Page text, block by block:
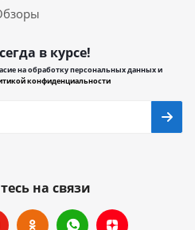
в курсе!
на обработку персональных данных и
конфиденциальности
на связи